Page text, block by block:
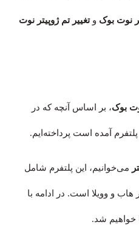
نوت بوک وتغییر تم ژوپیتر نوت
بوک، بر اساس آنچه که در
آمده است پرداخته‌ایم.
می‌خوانیم، این پلتفرم شامل
هاب و وویلا است. در ادامه با
شد.